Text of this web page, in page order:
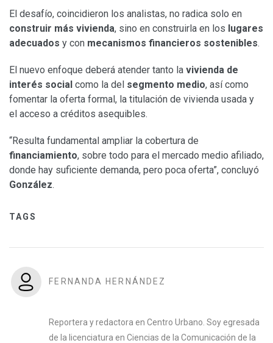
El desafío, coincidieron los analistas, no radica solo en
construir más vivienda, sino en construirla en los lugares
adecuados y con mecanismos financieros sostenibles.
El nuevo enfoque deberá atender tanto la vivienda de
interés social como la del segmento medio, así como
fomentar la oferta formal, la titulación de vivienda usada y
el acceso a créditos asequibles.
“Resulta fundamental ampliar la cobertura de
financiamiento, sobre todo para el mercado medio afiliado,
donde hay suficiente demanda, pero poca oferta”, concluyó
González.
TAGS
FERNANDA HERNÁNDEZ
Reportera y redactora en Centro Urbano. Soy egresada
de la licenciatura en Ciencias de la Comunicación de la